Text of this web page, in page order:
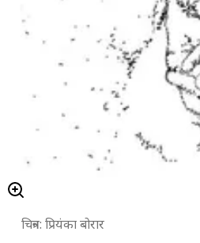
चित्रन: प्रियंका बोरार